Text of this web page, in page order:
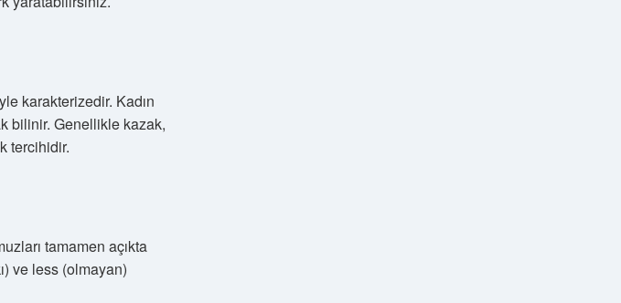
karakterizedir. Kadın
bilinir. Genellikle kazak,
tercihidir.
tamamen açıkta
ve less (olmayan)